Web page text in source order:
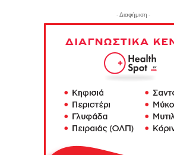
- Διαφήμιση -